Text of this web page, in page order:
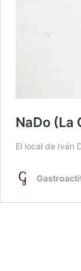
NaDo (La
El local de Iván